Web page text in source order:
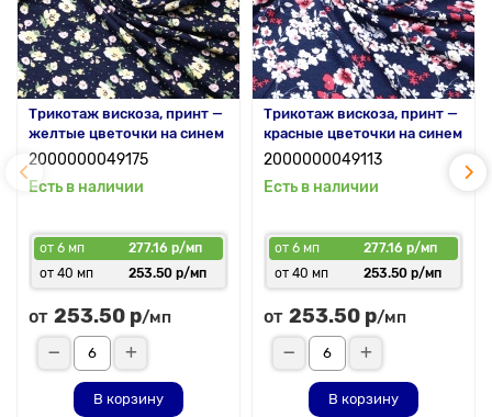
Трикотаж вискоза, принт —
желтые цветочки на синем
2000000049175
Есть в наличии
от 6 мп
277.16 р/мп
от 40 мп
253.50 р/мп
от 253.50 р/мп
В корзину
Трикотаж вискоза, принт —
красные цветочки на синем
2000000049113
Есть в наличии
от 6 мп
277.16 р/мп
от 40 мп
253.50 р/мп
от 253.50 р/мп
В корзину